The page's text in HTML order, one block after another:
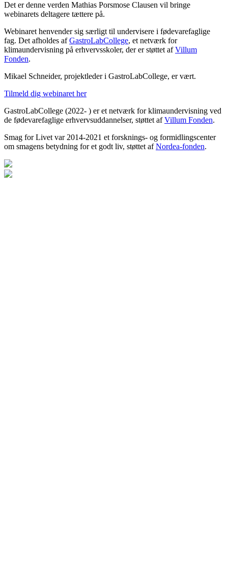
Det er denne verden Mathias Porsmose Clausen vil bringe
webinarets deltagere tættere på.
Webinaret henvender sig særligt til undervisere i fødevarefaglige
fag. Det afholdes afGastroLabCollege, et netværk for
klimaundervisning på erhvervsskoler, der er støttet afVillum
Fonden.
Mikael Schneider, projektleder i GastroLabCollege, er vært.
Tilmeld dig webinaret her
GastroLabCollege (2022- ) er et netværk for klimaundervisning ved
de fødevarefaglige erhvervsuddannelser, støttet afVillum Fonden.
Smag for Livet var 2014-2021 et forsknings- og formidlingscenter
om smagens betydning for et godt liv, støttet afNordea-fonden.